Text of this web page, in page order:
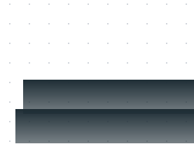
Conçu pour
défis de